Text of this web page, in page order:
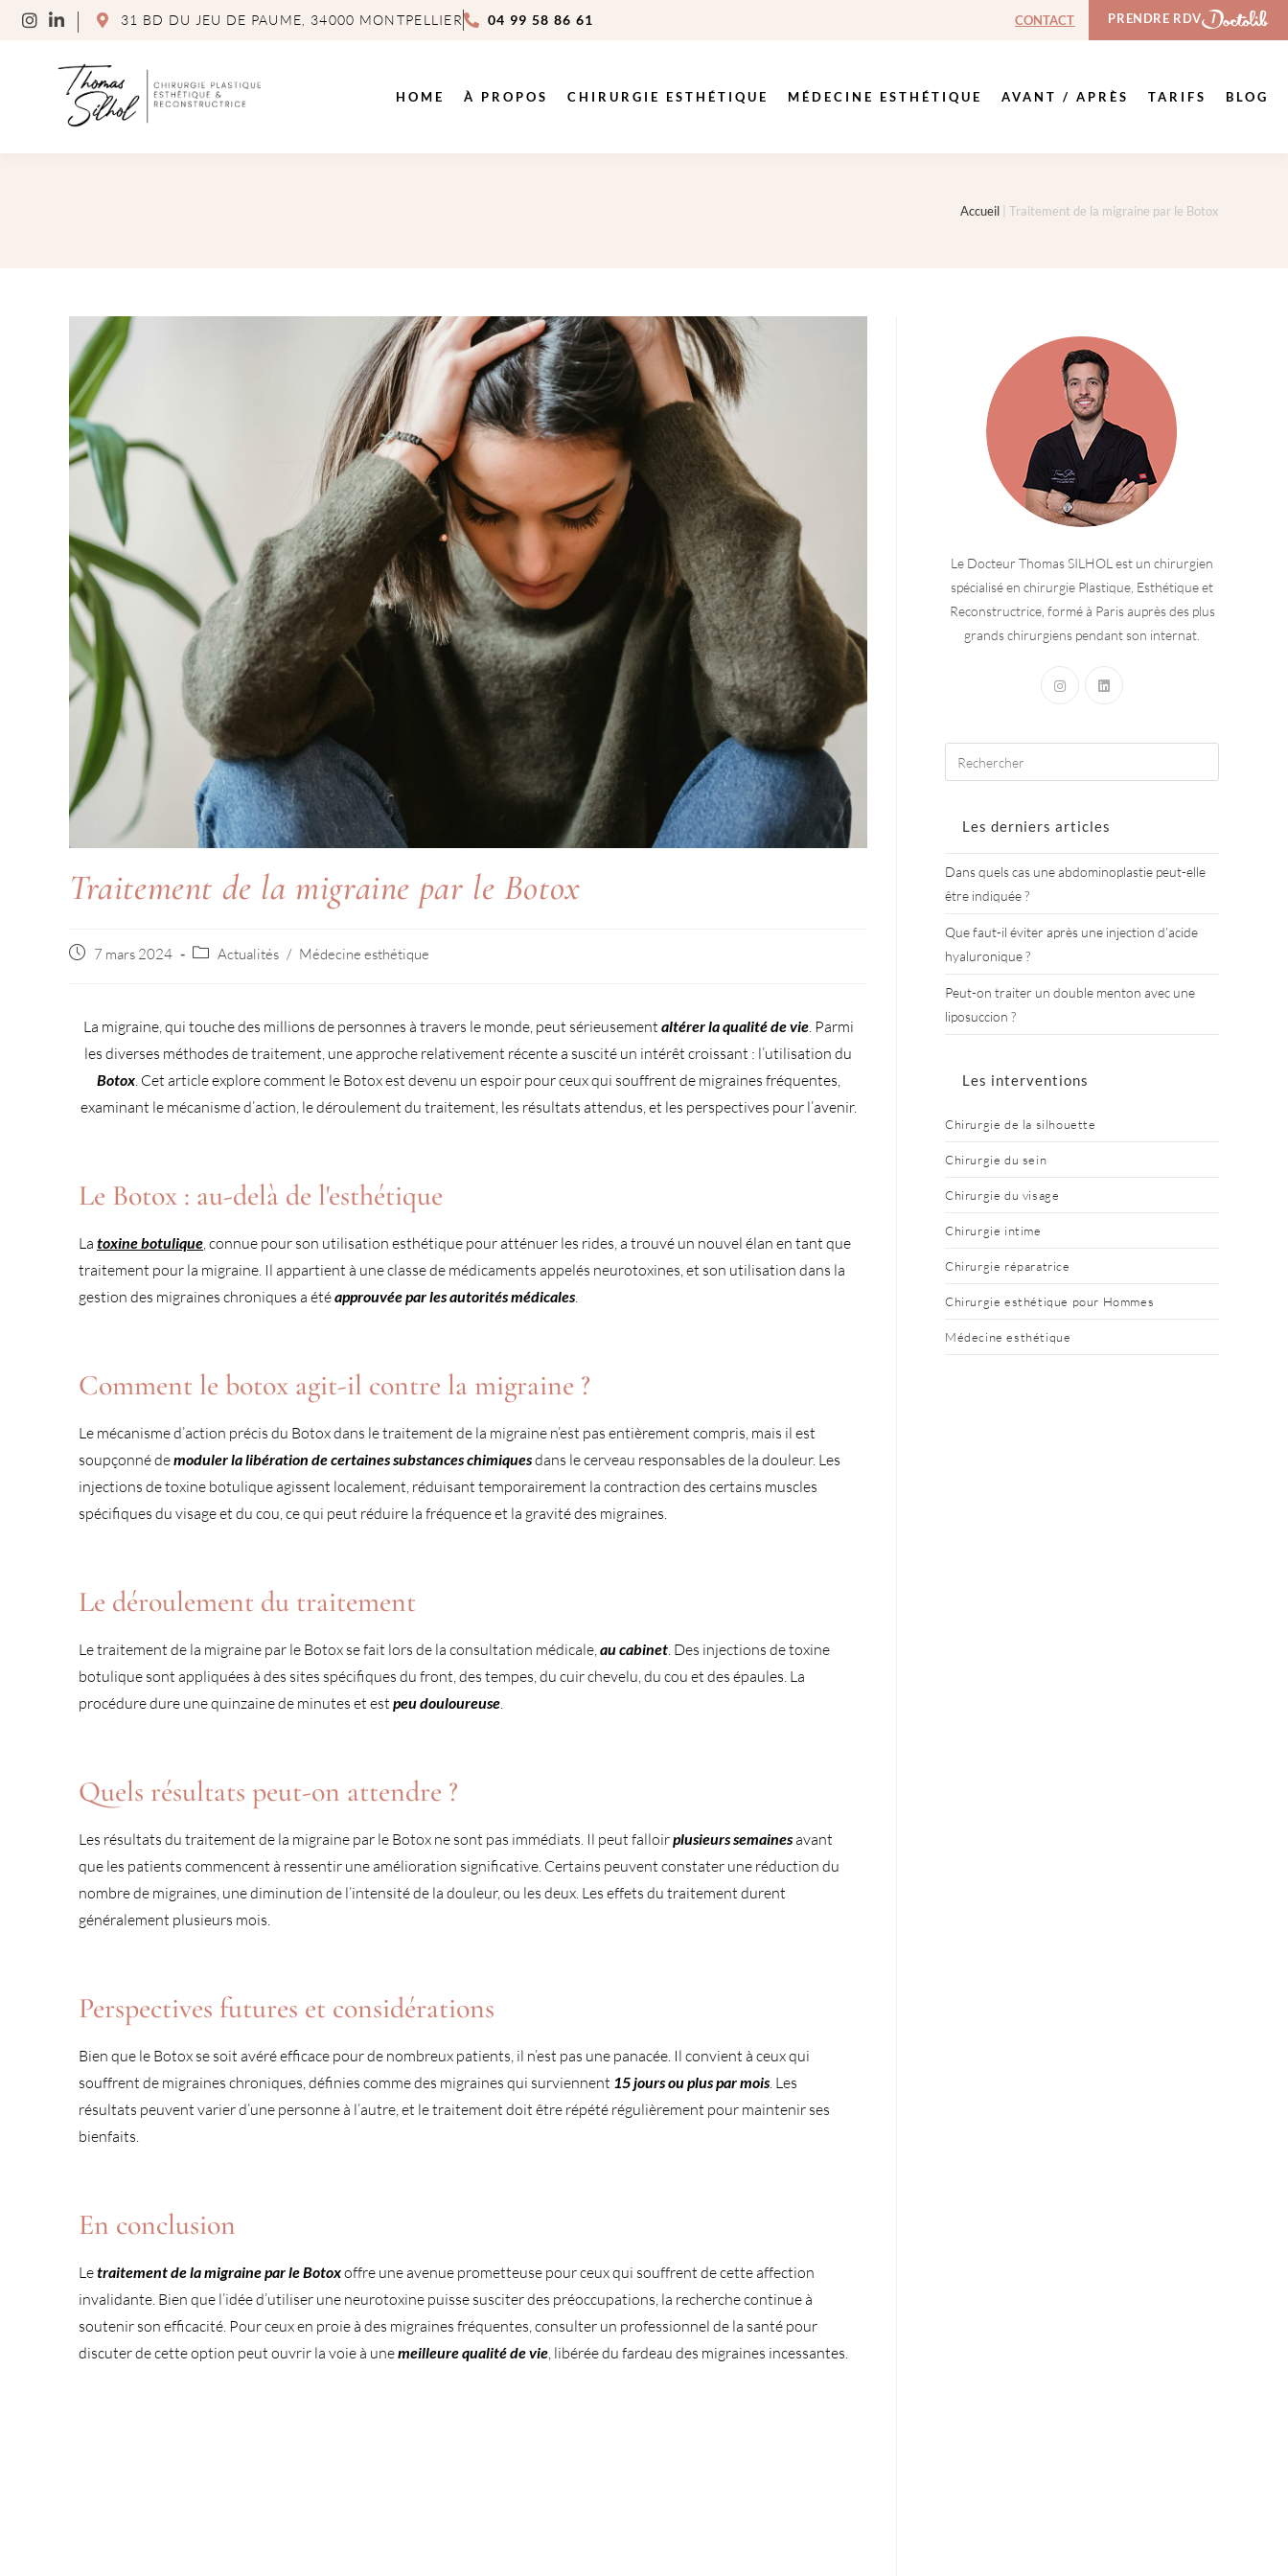
31 BD DU JEU DE PAUME, 34000 MONTPELLIER 04 99 58 86 61 CONTACT PRENDRE RDV
HOME À PROPOS CHIRURGIE ESTHÉTIQUE MÉDECINE ESTHÉTIQUE AVANT / APRÈS TARIFS BLOG
Accueil Traitement de la migraine par le Botox
Traitement de la migraine par le Botox
7 mars 2024 Actualités / Médecine esthétique
La migraine, qui touche des millions de personnes à travers le monde, peut sérieusement altérer la qualité devie. Parmi
les diverses méthodes de traitement, une approche relativement récente a suscité un intérêt croissant : l’utilisation du
Botox. Cet article explore comment le Botox est devenu un espoir pour ceux qui souffrent de migraines fréquentes,
examinant le mécanisme d’action, le déroulement du traitement, les résultats attendus, et les perspectives pour l’avenir.
Le Botox : au-delà de l'esthétique
La toxine botulique, connue pour son utilisation esthétique pour atténuer les rides, a trouvé un nouvel élan en tant que
traitement pour la migraine. Il appartient à une classe de médicaments appelés neurotoxines, et son utilisation dans la
gestion des migraines chroniques a étéapprouvée par les autorités médicales.
Comment le botox agit-il contre la migraine ?
Le mécanisme d’action précis du Botox dans le traitement de la migraine n’est pas entièrement compris, mais il est
soupçonné demoduler la libération de certaines substances chimiquesdans le cerveau responsables de la douleur. Les
injections de toxine botulique agissent localement, réduisant temporairement la contraction des certains muscles
spécifiques du visage et du cou, ce qui peut réduire la fréquence et la gravité des migraines.
Le déroulement du traitement
Le traitement de la migraine par le Botox se fait lors de la consultation médicale,au cabinet. Des injections de toxine
botulique sont appliquées à des sites spécifiques du front, des tempes, du cuir chevelu, du cou et des épaules. La
procédure dure une quinzaine de minutes et est peu douloureuse.
Quels résultats peut-on attendre ?
Les résultats du traitement de la migraine par le Botox ne sont pas immédiats. Il peut falloirplusieurs semainesavant
que les patients commencent à ressentir une amélioration significative. Certains peuvent constater une réduction du
nombre de migraines, une diminution de l’intensité de la douleur, ou les deux. Les effets du traitement durent
généralement plusieurs mois.
Perspectives futures et considérations
Bien que le Botox se soit avéré efficace pour de nombreux patients, il n’est pas une panacée. Il convient à ceux qui
souffrent de migraines chroniques, définies comme des migraines qui surviennent 15 jours ou plus par mois. Les
résultats peuvent varier d’une personne à l’autre, et le traitement doit être répété régulièrement pour maintenir ses
bienfaits.
En conclusion
Letraitement de la migraine par le Botoxoffre une avenue prometteuse pour ceux qui souffrent de cette affection
invalidante. Bien que l’idée d’utiliser une neurotoxine puisse susciter des préoccupations, la recherche continue à
soutenir son efficacité. Pour ceux en proie à des migraines fréquentes, consulter un professionnel de la santé pour
discuter de cette option peut ouvrir la voie à unemeilleure qualité de vie, libérée du fardeau des migraines incessantes.
Le Docteur Thomas SILHOL est un chirurgien
spécialisé en chirurgie Plastique, Esthétique et
Reconstructrice, formé à Paris auprès des plus
grands chirurgiens pendant son internat.
Les derniers articles
Dans quels cas une abdominoplastie peut-elle
être indiquée ?
Que faut-il éviter après une injection d’acide
hyaluronique ?
Peut-on traiter un double menton avec une
liposuccion ?
Les interventions
Chirurgie de la silhouette
Chirurgie du sein
Chirurgie du visage
Chirurgie intime
Chirurgie réparatrice
Chirurgie esthétique pour Hommes
Médecine esthétique